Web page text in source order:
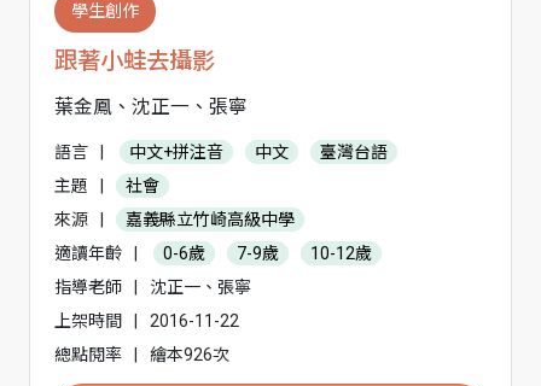
學生創作
跟著小蛙去攝影
葉金鳳、沈正一、張寧
語言 中文+拼注音 中文
臺灣台語
主題
社會
來源
嘉義縣立竹崎高級中學
適讀年齡
0-6歲 7-9歲
10-12歲
指導老師
沈正一、張寧
上架時間
2016-11-22
總點閱率
繪本926次